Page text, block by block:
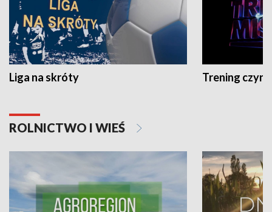
Liga na skróty Trening czyni
ROLNICTWO I WIEŚ